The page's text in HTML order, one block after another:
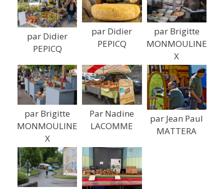
par Didier
PEPICQ
par Didier
PEPICQ
par Brigitte
MONMOULINE
X
par Brigitte
MONMOULINE
X
Par Nadine
LACOMME
par Jean Paul
MATTERA